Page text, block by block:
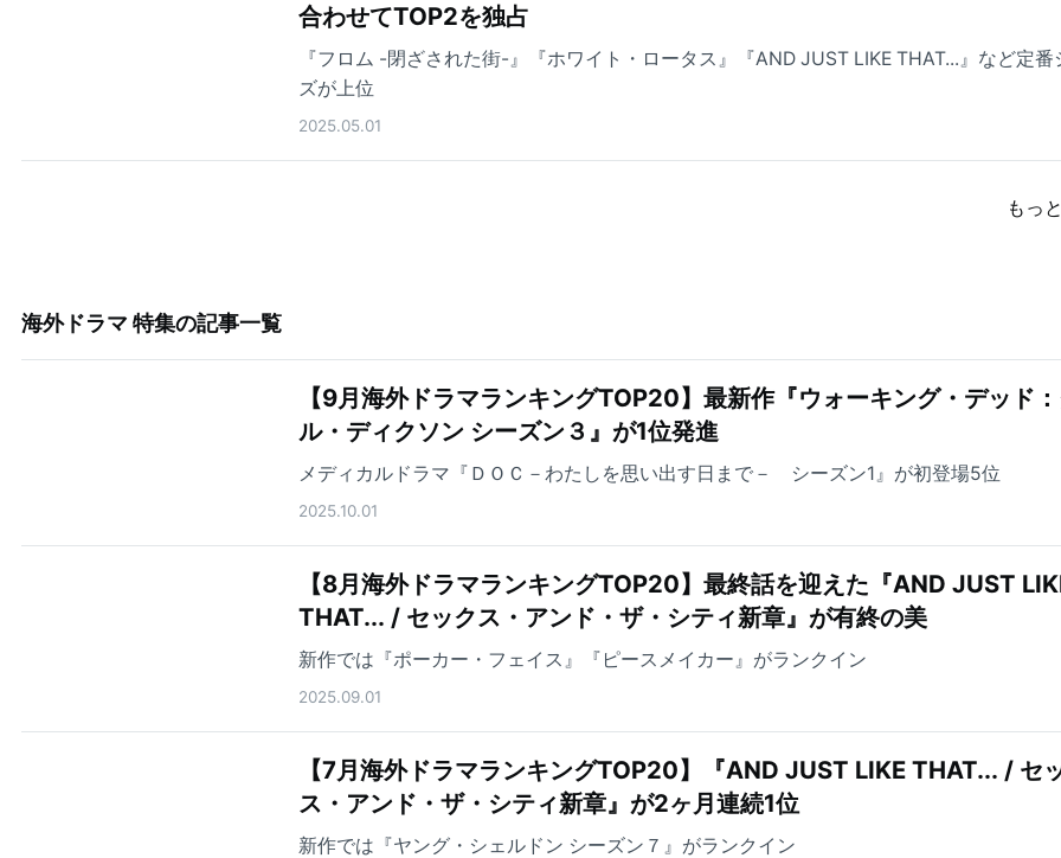
合わせてTOP2を独占
『フロム -閉ざされた街-』『ホワイト・ロータス』『AND JUST LIKE THAT...』など定番
ズが上位
2025.05.01
もっ
海外ドラマ 特集の記事一覧
【9月海外ドラマランキングTOP20】最新作『ウォーキング・デッド：
ル・ディクソン シーズン３』が1位発進
メディカルドラマ『ＤＯＣ－わたしを思い出す日まで－ シーズン1』が初登場5位
2025.10.01
【8月海外ドラマランキングTOP20】最終話を迎えた『AND JUST
THAT... / セックス・アンド・ザ・シティ新章』が有終の美
新作では『ポーカー・フェイス』『ピースメイカー』がランクイン
2025.09.01
【7月海外ドラマランキングTOP20】『AND JUST LIKE THAT... / セ
ス・アンド・ザ・シティ新章』が2ヶ月連続1位
新作では『ヤング・シェルドン シーズン７』がランクイン